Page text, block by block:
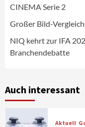
CINEMA Serie 2
Großer Bild-
NIQ kehrt zur IFA
Branchendebatte
Auch interessant
6
Aktuell
7
Aktuell